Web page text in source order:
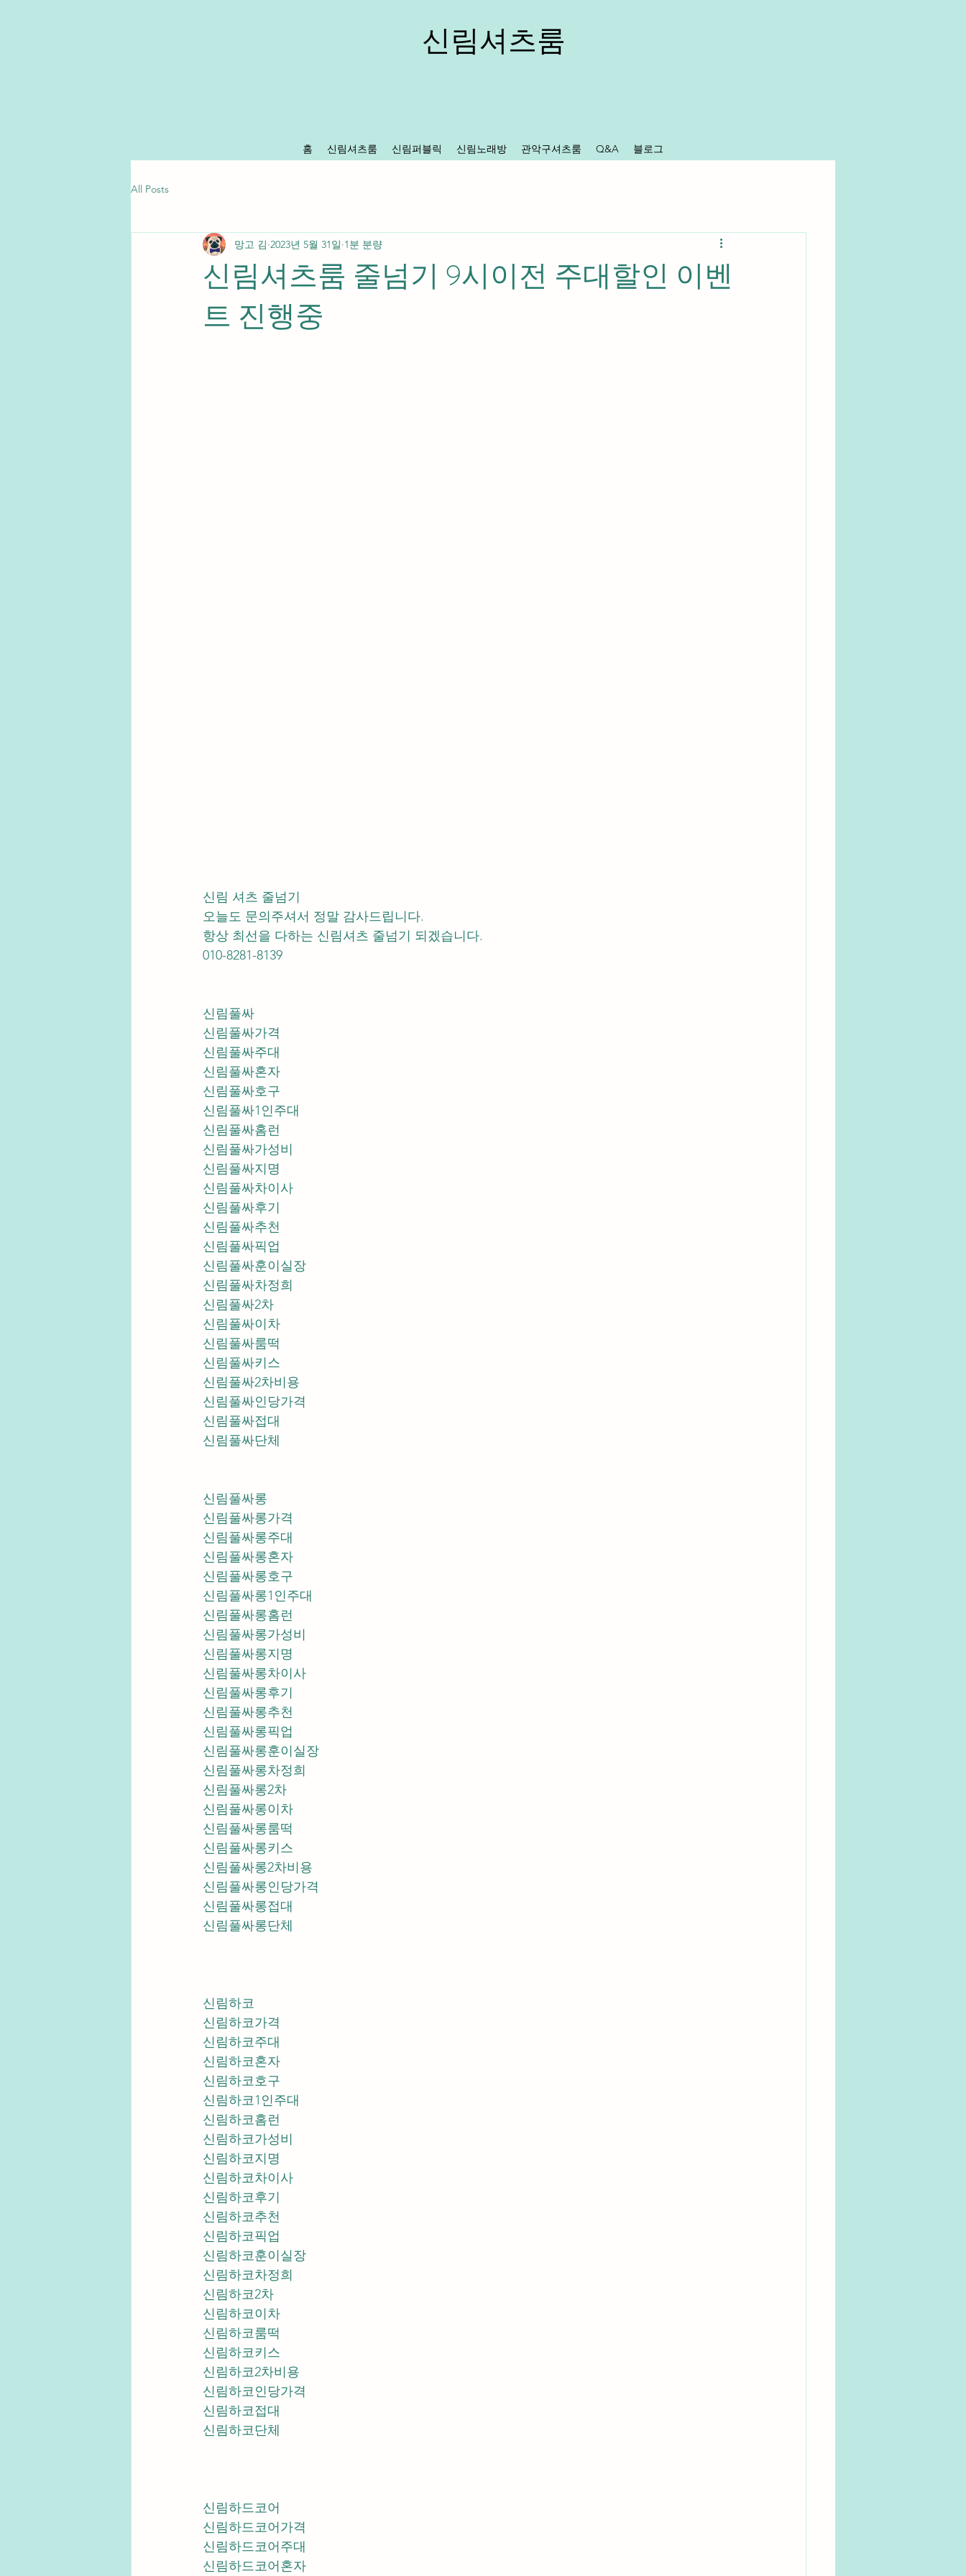
신림셔츠룸
홈 신림셔츠룸 신림퍼블릭 신림노래방 관악구셔츠룸 Q&A 블로그
All Posts
신림셔츠룸 줄넘기 9시이전 주대할인 이벤
트 진행중
망고 김 2023년 5월 31일 1분 분량
신림 셔츠 줄넘기
오늘도 문의주셔서 정말 감사드립니다.
항상 최선을 다하는 신림셔츠 줄넘기 되겠습니다.
010-8281-8139
신림풀싸
신림풀싸가격
신림풀싸주대
신림풀싸혼자
신림풀싸호구
신림풀싸1인주대
신림풀싸홈런
신림풀싸가성비
신림풀싸지명
신림풀싸차이사
신림풀싸후기
신림풀싸추천
신림풀싸훈이실장
신림풀싸차정희
신림풀싸2차
신림풀싸이차
신림풀싸룸떡
신림풀싸키스
신림풀싸2차비용
신림풀싸인당가격
신림풀싸접대
신림풀싸단체
신림풀싸롱
신림풀싸롱가격
신림풀싸롱주대
신림풀싸롱혼자
신림풀싸롱호구
신림풀싸롱1인주대
신림풀싸롱홈런
신림풀싸롱가성비
신림풀싸롱지명
신림풀싸롱차이사
신림풀싸롱후기
신림풀싸롱추천
신림풀싸롱훈이실장
신림풀싸롱차정희
신림풀싸롱2차
신림풀싸롱이차
신림풀싸롱룸떡
신림풀싸롱키스
신림풀싸롱2차비용
신림풀싸롱인당가격
신림풀싸롱접대
신림풀싸롱단체
신림하코
신림하코가격
신림하코주대
신림하코혼자
신림하코호구
신림하코1인주대
신림하코홈런
신림하코가성비
신림하코지명
신림하코차이사
신림하코후기
신림하코추천
신림하코훈이실장
신림하코차정희
신림하코2차
신림하코이차
신림하코룸떡
신림하코키스
신림하코2차비용
신림하코인당가격
신림하코접대
신림하코단체
신림하드코어
신림하드코어가격
신림하드코어주대
신림하드코어혼자